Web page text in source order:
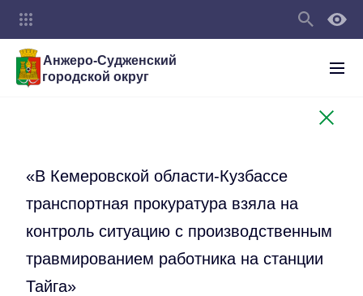
Анжеро-Судженский
городской округ
«В Кемеровской области-Кузбассе
транспортная прокуратура взяла на
контроль ситуацию с производственным
травмированием работника на станции
Тайга»